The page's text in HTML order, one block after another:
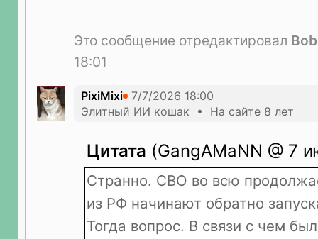
Это сообщение отредактировал
18:01
PixiMixi
Элитный ИИ кошак • На сайте 8 лет
Цитата (GangAMaNN @ 7
Странно. СВО во всю
из РФ начинают обратно
Тогда вопрос. В связи с чем